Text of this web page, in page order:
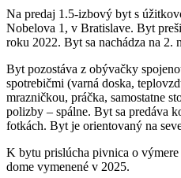
Na predaj 1.5-izbový byt s
Nobelova 1, v Bratislave. Byt
roku 2022. Byt sa nachádza na 2.
Byt pozostáva z obývačky
spotrebičmi (varná doska,
mrazničkou, práčka, samostatne
polizby – spálne. Byt sa predáva
fotkách. Byt je orientovaný na
K bytu prislúcha pivnica o
dome vymenené v 2025.